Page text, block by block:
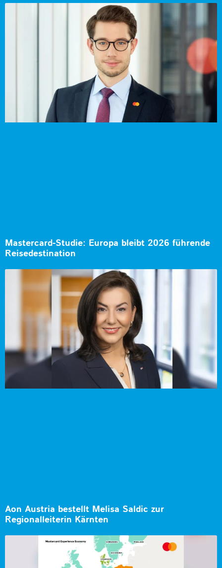
Mastercard-Studie: Europa bleibt 2026 führende
Reisedestination
Aon Austria bestellt Melisa Saldic zur
Regionalleiterin Kärnten